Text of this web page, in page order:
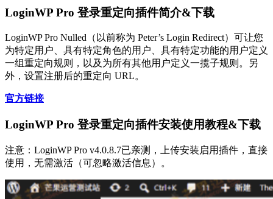
LoginWP Pro 登录重定向插件简介&下载
LoginWP Pro Nulled（以前称为 Peter’s Login Redirect）可让您
为特定用户、具有特定角色的用户、具有特定功能的用户定义
一组重定向规则，以及为所有其他用户定义一揽子规则。另
外，设置注册后的重定向 URL。
官方链接
LoginWP Pro 登录重定向插件安装使用教程&下载
注意：LoginWP Pro v4.0.8.7已亲测，上传安装启用插件，直接
使用，无需激活（可忽略激活信息）。